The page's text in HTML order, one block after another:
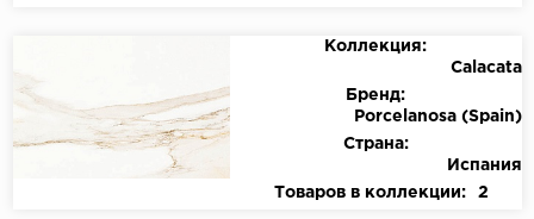
Коллекция:
Calacata
Бренд:
Porcelanosa (Spain)
Страна:
Испания
Товаров в коллекции:
2